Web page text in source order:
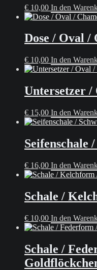
€ 10,00 In den
Dose / Oval /
€ 10,00 In den
Untersetzer /
€ 15,00 In den
Seifenschale
€ 16,00 In den
Schale /
€ 10,00 In den
Schale /